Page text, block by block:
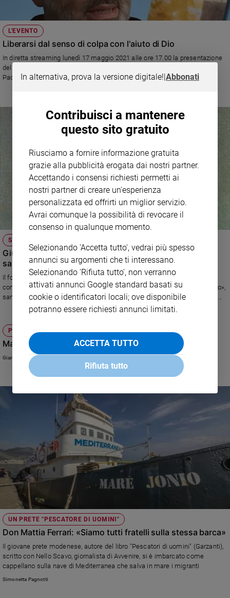
L'EVENTO
Liberarsi dal senso di colpa con l'aiuto di Dio
In diretta streaming lunedì 17 maggio 2021 alle ore 17.00 la presentazione
del libro di Roberto Pasolini (in foto) dal titolo "È stato Dio" (Edizioni San
Paolo) con la partecipazione di Luigi Maria Epicoco
SANTI
Giuseppe Allamano, il beato che donò a Torino il
santuario più degno per Maria
Il fondatore dei Missionari e delle Missionarie della Consolata era
compaesano di san Giovanni Bosco e nipote della «perla del clero italiano»,
san Giuseppe Cafasso. La salute malferma non gli impedì mai di donare
tutto se stesso alla sua città e alla sua missione di fede
PAGINE PER L'ANIMA
Mashiah: messia, consacrato, unto
Gianfranco Ravasi
UN PRETE "PESCATORE DI UOMINI"
Don Mattia Ferrari: «Siamo tutti fratelli sulla stessa barca»
Il giovane prete modenese, autore del libro "Pescatori di uomini" (Garzanti),
scritto con Nello Scavo, giornalista di Avvenire, si è imbarcato come
cappellano sulla nave di Mediterranea che salva in mare i migranti
Simonetta Pagnotti
In alternativa, prova la versione digitale!|Abbonati
Contribuisci a mantenere
questo sito gratuito
Riusciamo a fornire informazione gratuita
grazie alla pubblicità erogata dai nostri partner.
Accettando i consensi richiesti permetti ai
nostri partner di creare un'esperienza
personalizzata ed offrirti un miglior servizio.
Avrai comunque la possibilità di revocare il
consenso in qualunque momento.
Selezionando 'Accetta tutto', vedrai più spesso
annunci su argomenti che ti interessano.
Selezionando 'Rifiuta tutto', non verranno
attivati annunci Google standard basati su
cookie o identificatori locali; ove disponibile
potranno essere richiesti annunci limitati.
ACCETTA TUTTO
Rifiuta tutto